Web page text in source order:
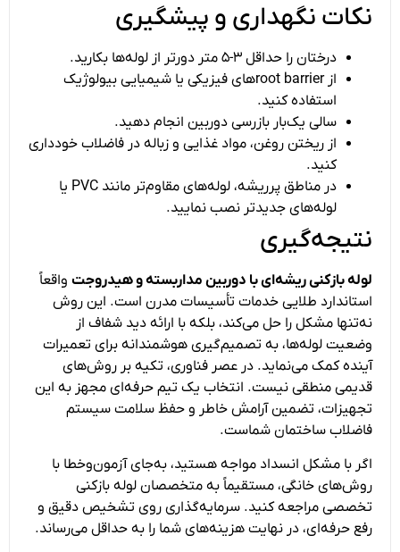
نکات نگهداری و پیشگیری
درختان را حداقل ۳-۵ متر دورتر از لوله‌ها بکارید.
از root barrierهای فیزیکی یا شیمیایی بیولوژیک
استفاده کنید.
سالی یک‌بار بازرسی دوربین انجام دهید.
از ریختن روغن، مواد غذایی و زباله در فاضلاب خودداری
کنید.
در مناطق پرریشه، لوله‌های مقاوم‌تر مانند PVC یا
لوله‌های جدیدتر نصب نمایید.
نتیجه‌گیری
لوله بازکنی ریشه‌ای با دوربین مداربسته و هیدروجت واقعاً
استاندارد طلایی خدمات تأسیسات مدرن است. این روش
نه‌تنها مشکل را حل می‌کند، بلکه با ارائه دید شفاف از
وضعیت لوله‌ها، به تصمیم‌گیری هوشمندانه برای تعمیرات
آینده کمک می‌نماید. در عصر فناوری، تکیه بر روش‌های
قدیمی منطقی نیست. انتخاب یک تیم حرفه‌ای مجهز به این
تجهیزات، تضمین آرامش خاطر و حفظ سلامت سیستم
فاضلاب ساختمان شماست.
اگر با مشکل انسداد مواجه هستید، به‌جای آزمون‌وخطا با
روش‌های خانگی، مستقیماً به متخصصان لوله بازکنی
تخصصی مراجعه کنید. سرمایه‌گذاری روی تشخیص دقیق و
رفع حرفه‌ای، در نهایت هزینه‌های شما را به حداقل می‌رساند.